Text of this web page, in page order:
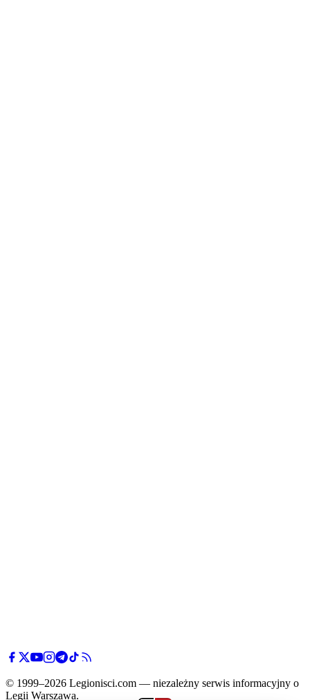
© 1999–2026 Legionisci.com — niezależny serwis informacyjny o
Legii Warszawa.